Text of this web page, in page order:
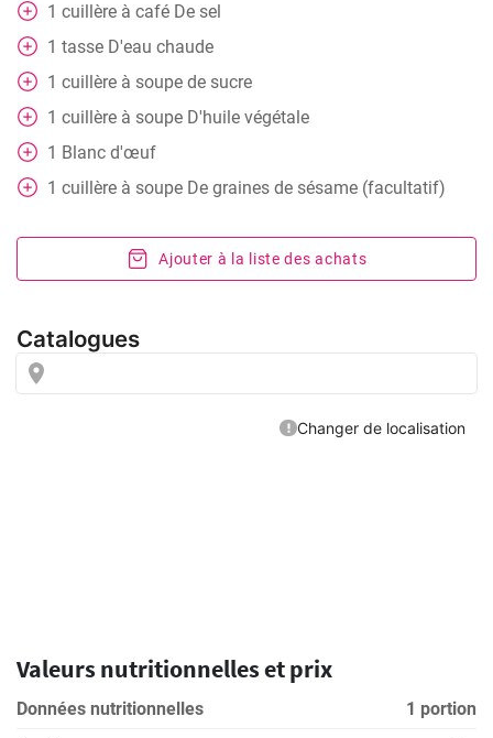
1 cuillère à café De sel
1 tasse D'eau chaude
1 cuillère à soupe de sucre
1 cuillère à soupe D'huile végétale
1 Blanc d'œuf
1 cuillère à soupe De graines de sésame (facultatif)
Ajouter à la liste des achats
Valeurs nutritionnelles et prix
Données nutritionnelles
1 portion